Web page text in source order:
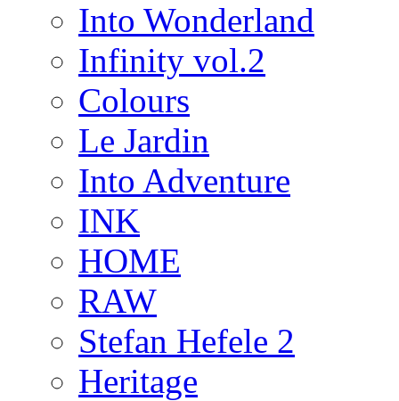
Into Wonderland
Infinity vol.2
Colours
Le Jardin
Into Adventure
INK
HOME
RAW
Stefan Hefele 2
Heritage